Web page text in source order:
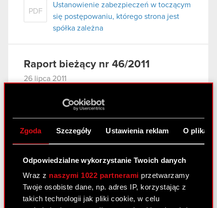
Zgoda Szczegóły Ustawienia reklam O
Odpowiedzialne wykorzystanie Twoich danych
Wraz z naszymi 1022 partnerami przetwarzamy
Twoje osobiste dane, np. adres IP, korzystając z
takich technologii jak pliki cookie, w celu
PDF
Ustanowienie zabezpieczeń w toczącym
się postępowaniu, którego strona jest
spółka zależna
Raport bieżący nr 46/2011
26 lipca 2011
Optimus S.A. ze spółką zależną CD
Projekt Red sp. z o.o.
Raport bieżący nr 45/2011
19 lipca 2011